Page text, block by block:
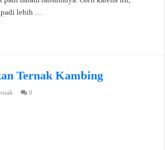
lebih …
Ternak Kambing
0